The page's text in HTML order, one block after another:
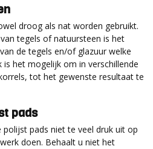
droog als nat worden gebruikt.
tegels of natuursteen is het
de tegels en/of glazuur welke
het mogelijk om in verschillende
tot het gewenste resultaat te
pads
pads niet te veel druk uit op
doen. Behaalt u niet het